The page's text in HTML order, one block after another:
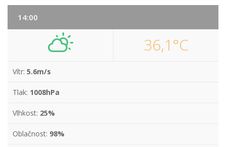
14:00
36,1°C
Vítr: 5.6m/s
Tlak: 1008hPa
Vlhkost: 25%
Oblačnost: 98%